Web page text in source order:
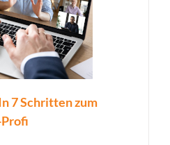
7 Schritten zum